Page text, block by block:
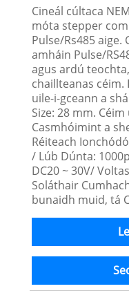
Cineál cúltaca
móta stepper
Pulse/Rs485
amháin Pulse/
agus ardú
chaillteanas
uile-i-gceann a
Size: 28 mm.
Casmhóimint a
Réiteach
/ Lúb Dúnta:
DC20 ~ 30V/
Soláthair
bunaidh muid, tá